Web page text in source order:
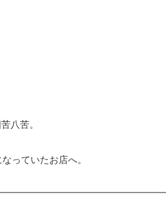
八苦。
っていたお店へ。